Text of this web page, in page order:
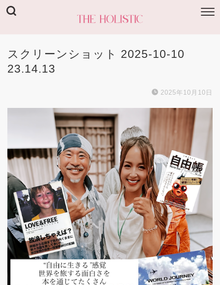
スクリーンショット 2025-10-10
23.14.13
2025年10月10日